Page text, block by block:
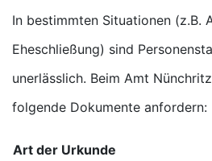
In bestimmten Situationen (z.B.
Eheschließung) sind
unerlässlich. Beim Amt
folgende Dokumente anfordern:
Art der Urkunde